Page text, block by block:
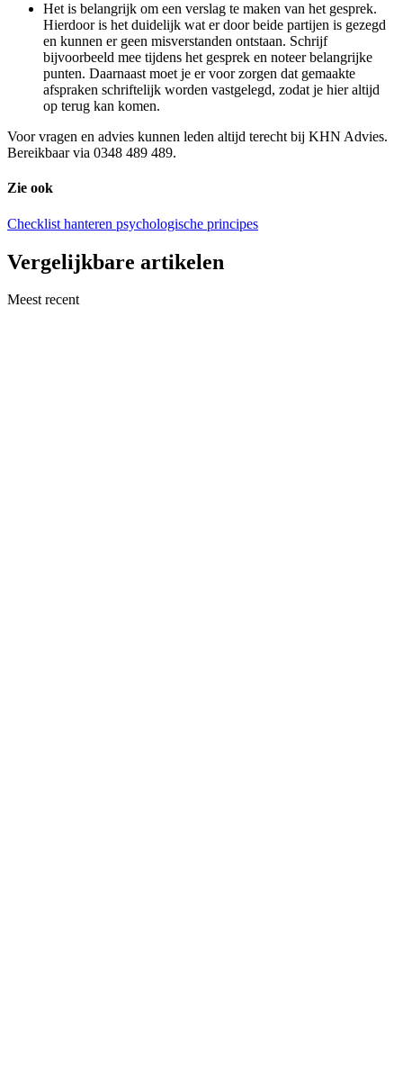
Het is belangrijk om een verslag te maken van het gesprek.
Hierdoor is het duidelijk wat er door beide partijen is gezegd
en kunnen er geen misverstanden ontstaan. Schrijf
bijvoorbeeld mee tijdens het gesprek en noteer belangrijke
punten. Daarnaast moet je er voor zorgen dat gemaakte
afspraken schriftelijk worden vastgelegd, zodat je hier altijd
op terug kan komen.
Voor vragen en advies kunnen leden altijd terecht bij KHN Advies.
Bereikbaar via 0348 489 489.
Zie ook
Checklist hanteren psychologische principes
Vergelijkbare artikelen
Meest recent